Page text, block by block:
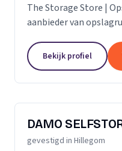
The Storage Store |
aanbieder van
Bekijk profiel
DAMO
gevestigd in Hillegom